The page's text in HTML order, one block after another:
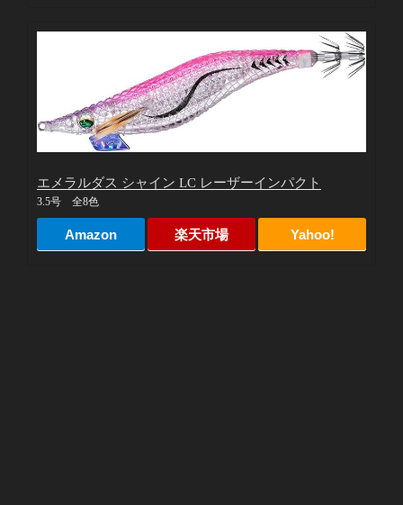
エメラルダス シャイン LC レーザーインパクト
3.5号 全8色
Amazon 楽天市場 Yahoo!